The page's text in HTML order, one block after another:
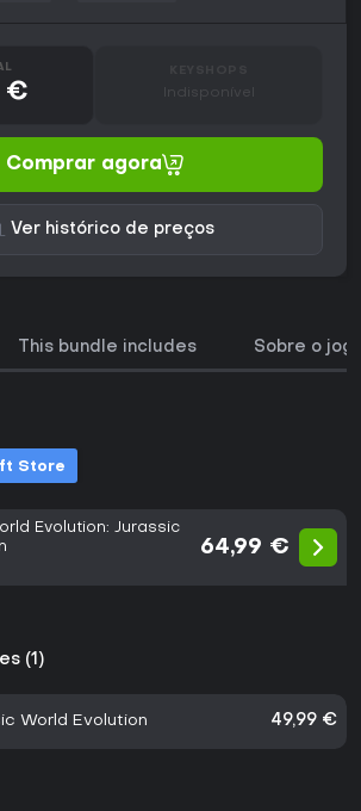
€ Indisponível
Comprar agora
Ver histórico de preços
This bundle includes Sobre o
Store
Evolution: Jurassic
64,99 €
(1)
World Evolution 49,99 €